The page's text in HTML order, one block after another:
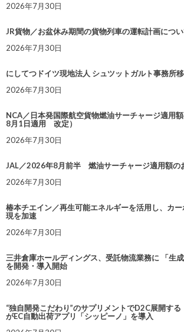
2026年7月30日
JR貨物／お盆休み期間の貨物列車の運転計画につ
2026年7月30日
にしてつドイツ現地法人 シュツットガルト事務所
2026年7月30日
NCA／日本発国際航空貨物燃油サーチャージ適用
8月1日適用 改定）
2026年7月30日
JAL／2026年8月前半 燃油サーチャージ適用額の
2026年7月30日
椿本チエイン／再生可能エネルギーを活用し、カ
現を加速
2026年7月30日
三井倉庫ホールディングス、受託物流業務に 「生
を開発・導入開始
2026年7月30日
“独自開発こだわり”のサプリメントでD2C展開する
がEC自動出荷アプリ「シッピーノ」を導入